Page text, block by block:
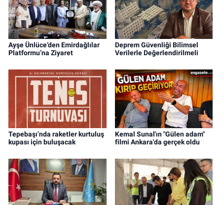
Ayşe Ünlüce’den Emirdağlılar
Platformu’na Ziyaret
Deprem Güvenliği Bilimsel
Verilerle Değerlendirilmeli
Tepebaşı’nda raketler kurtuluş
kupası için buluşacak
Kemal Sunal'ın "Gülen adam"
filmi Ankara'da gerçek oldu